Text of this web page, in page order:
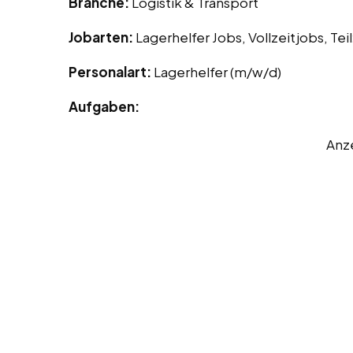
Jobarten: Lagerhelfer Jobs, Vollzeitjobs,
Personalart: Lagerhelfer (m/w/d)
Aufgaben: